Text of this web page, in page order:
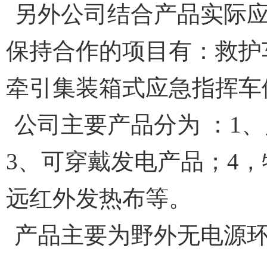
另外公司结合产品实际
保持合作的项目有：救
牵引集装箱式应急指挥
公司主要产品分为
： 1
3、可穿戴发电产品； 4
远红外发热布等。
产品主要为野外无电源